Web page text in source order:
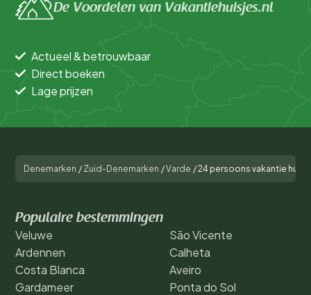
De Voordelen van Vakantiehuisjes.nl
Actueel & betrouwbaar
Direct boeken
Lage prijzen
Denemarken / Zuid-Denemarken /Varde /24 persoons vakantie huis
Populaire bestemmingen
Veluwe
Ardennen
Costa Blanca
Gardameer
São Vicente
Calheta
Aveiro
Ponta do Sol